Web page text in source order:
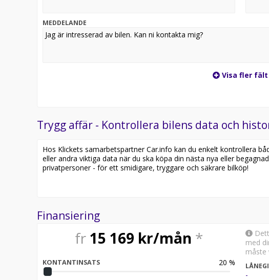
10.000 mil, Bilen är fullt avdragsgill – 100 % momslyft för
MEDDELANDE
Visa fler fält
Trygg affär - Kontrollera bilens data och
Hos Klickets samarbetspartner Car.info kan du enkelt kontrollera
eller andra viktiga data när du ska köpa din nästa nya eller
privatpersoner - för ett smidigare, tryggare och säkrare bilköp!
Finansiering
fr 15 169 kr/mån *
KONTANTINSATS 20 %
med
måste
-